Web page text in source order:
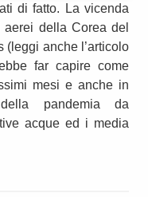
di fatto. La vicenda
della Corea del
(leggi anche l’articolo
far capire come
mesi e anche in
pandemia da
acque ed i media